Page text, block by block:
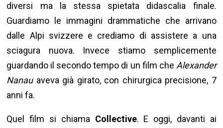
diversi ma la stessa spietata didascalia finale.
Guardiamo le immagini drammatiche che arrivano
dalle Alpi svizzere e crediamo di assistere a una
sciagura nuova. Invece stiamo semplicemente
guardando il secondo tempo di un film che Alexander
Nanauaveva già girato, con chirurgica precisione, 7
anni fa.
Quel film si chiama Collective. E oggi, davanti ai